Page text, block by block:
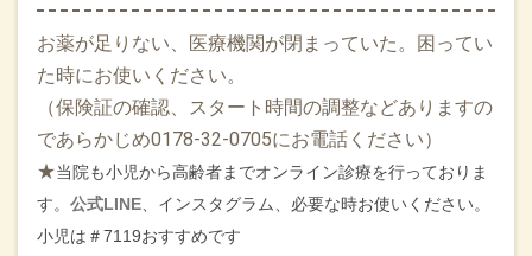
での民間救命士のタスクについてディスカッションできまし
た。4月から来てくださるとありがたいです！さらに午前中は
沖縄で11月にあった尚巴志マラソンの振り返りの会議、昼に
は八戸市の介護・高齢福祉専門分科会がありました。そして
またインフルエンザのオンライン診療、夕方はGHの27名の患
者様の診察に新しく薬局に赴任された管理薬剤師の先生と当
院薬剤師・看護師と回り、夕方は胃腸炎の方を診察し点滴
し、コンパッション青森の研修にオンラインで出席させても
らい、今はオンデマンドで動機づけ面接の研修を視聴してい
ます、、、令和８年度の診療報酬改定の短冊も出ましたね。
お薬が足りない、医療機関が閉まっていた。困ってい
た時にお使いください。
（保険証の確認、スタート時間の調整などありますの
であらかじめ0178-32-0705にお電話ください）
★当院も小児から高齢者までオンライン診療を行っておりま
す。 公式LINE 、インスタグラム、必要な時お使いください。
小児は＃7119おすすめです